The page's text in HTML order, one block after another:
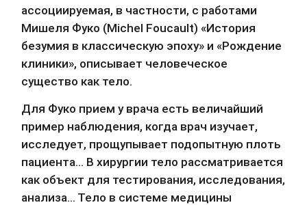
ассоциируемая, в частности, с работами
Мишеля Фуко (Michel Foucault) «История
безумия в классическую эпоху» и «Рождение
клиники», описывает человеческое
существо как тело.
Для Фуко прием у врача есть величайший
пример наблюдения, когда врач изучает,
исследует, прощупывает подопытную плоть
пациента… В хирургии тело рассматривается
как объект для тестирования, исследования,
анализа… Тело в системе медицины